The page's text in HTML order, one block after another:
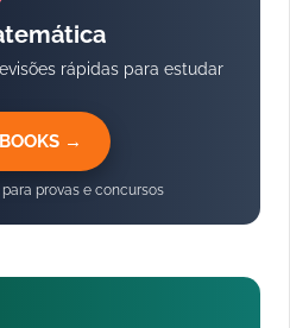
rápidas para estudar
→
provas e concursos